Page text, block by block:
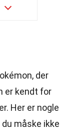
der
er kendt for
Her er nogle
måske ikke